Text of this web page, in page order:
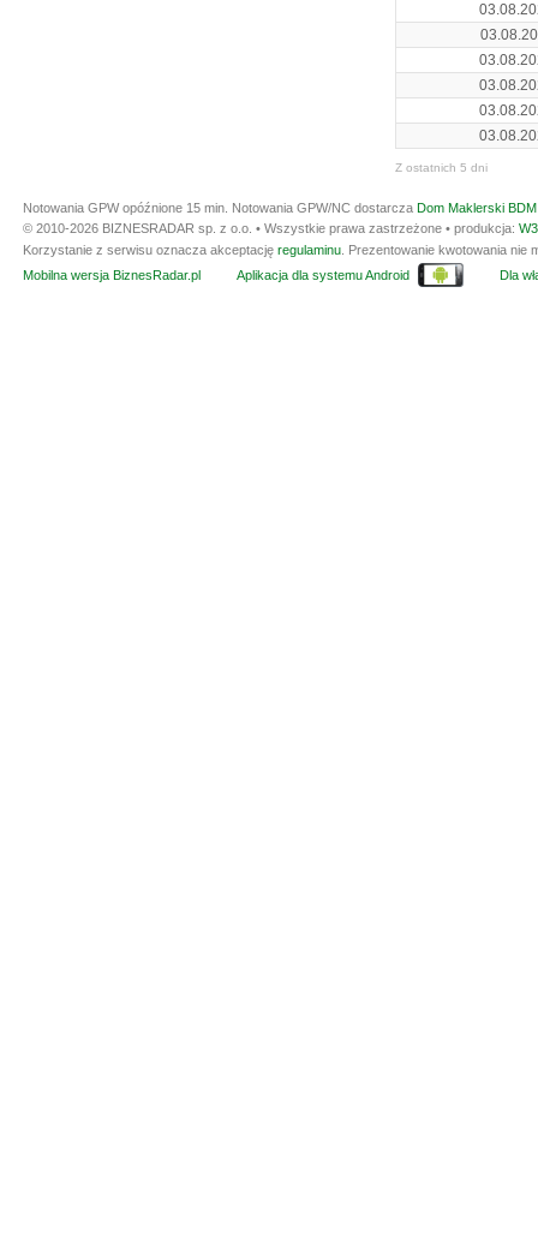
Z ostatnich 5 dni
Notowania GPW opóźnione 15 min. Notowania GPW/NC dostarcza Dom Maklerski
© 2010-2026 BIZNESRADAR sp. z o.o. • Wszystkie prawa zastrzeżone • produkcja:
Korzystanie z serwisu oznacza akceptację regulaminu . Prezentowanie kwotowania
Mobilna wersja BiznesRadar.pl
Aplikacja dla systemu Android Dla